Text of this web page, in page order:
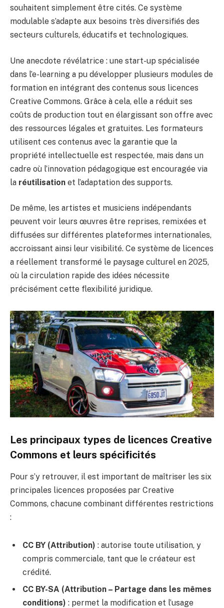
souhaitent simplement être cités. Ce système
modulable s’adapte aux besoins très diversifiés des
secteurs culturels, éducatifs et technologiques.
Une anecdote révélatrice : une start-up spécialisée
dans l’e-learning a pu développer plusieurs modules de
formation en intégrant des contenus sous licences
Creative Commons. Grâce à cela, elle a réduit ses
coûts de production tout en élargissant son offre avec
des ressources légales et gratuites. Les formateurs
utilisent ces contenus avec la garantie que la
propriété intellectuelle est respectée, mais dans un
cadre où l’innovation pédagogique est encouragée via
la réutilisation et l’adaptation des supports.
De même, les artistes et musiciens indépendants
peuvent voir leurs œuvres être reprises, remixées et
diffusées sur différentes plateformes internationales,
accroissant ainsi leur visibilité. Ce système de licences
a réellement transformé le paysage culturel en 2025,
où la circulation rapide des idées nécessite
précisément cette flexibilité juridique.
Les principaux types de licences Creative
Commons et leurs spécificités
Pour s’y retrouver, il est important de maîtriser les six
principales licences proposées par Creative
Commons, chacune combinant différentes restrictions
:
CC BY (Attribution) : autorise toute utilisation, y
compris commerciale, tant que le créateur est
crédité.
CC BY-SA (Attribution – Partage dans les mêmes
conditions) : permet la modification et l’usage